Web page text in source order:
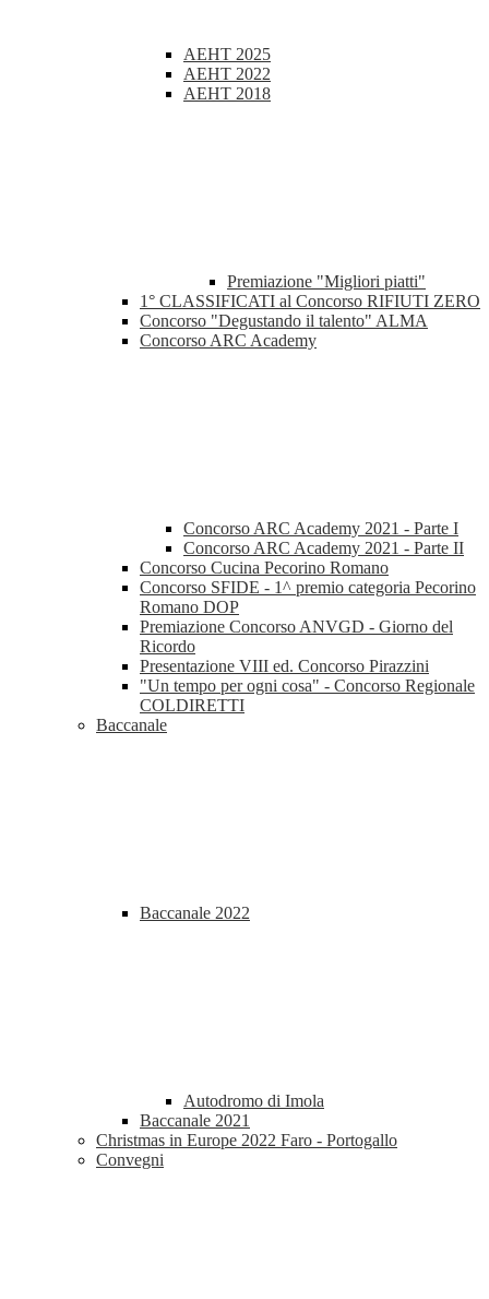
AEHT 2025
AEHT 2022
AEHT 2018
Premiazione "Migliori piatti"
1° CLASSIFICATI al Concorso RIFIUTI ZERO
Concorso "Degustando il talento" ALMA
Concorso ARC Academy
Concorso ARC Academy 2021 - Parte I
Concorso ARC Academy 2021 - Parte II
Concorso Cucina Pecorino Romano
Concorso SFIDE - 1^ premio categoria Pecorino
Romano DOP
Premiazione Concorso ANVGD - Giorno del
Ricordo
Presentazione VIII ed. Concorso Pirazzini
"Un tempo per ogni cosa" - Concorso Regionale
COLDIRETTI
Baccanale
Baccanale 2022
Autodromo di Imola
Baccanale 2021
Christmas in Europe 2022 Faro - Portogallo
Convegni